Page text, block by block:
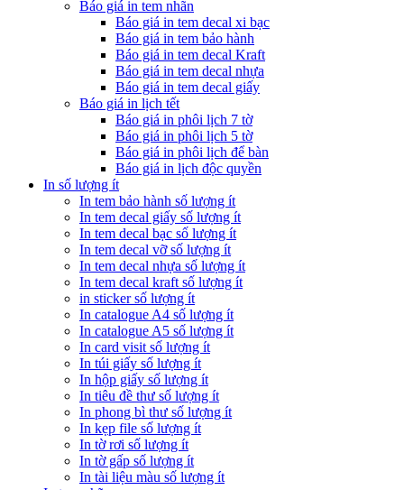
Báo giá in tem nhãn
Báo giá in tem decal xi bạc
Báo giá in tem bảo hành
Báo giá in tem decal Kraft
Báo giá in tem decal nhựa
Báo giá in tem decal giấy
Báo giá in lịch tết
Báo giá in phôi lịch 7 tờ
Báo giá in phôi lịch 5 tờ
Báo giá in phôi lịch để bàn
Báo giá in lịch độc quyền
In số lượng ít
In tem bảo hành số lượng ít
In tem decal giấy số lượng ít
In tem decal bạc số lượng ít
In tem decal vỡ số lượng ít
In tem decal nhựa số lượng ít
In tem decal kraft số lượng ít
in sticker số lượng ít
In catalogue A4 số lượng ít
In catalogue A5 số lượng ít
In card visit số lượng ít
In túi giấy số lượng ít
In hộp giấy số lượng ít
In tiêu đề thư số lượng ít
In phong bì thư số lượng ít
In kẹp file số lượng ít
In tờ rơi số lượng ít
In tờ gấp số lượng ít
In tài liệu màu số lượng ít